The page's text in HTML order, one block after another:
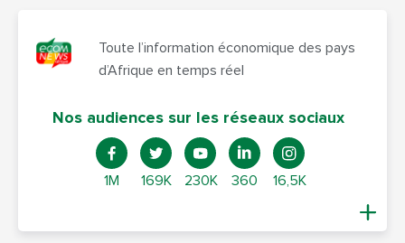
Toute l’information économique des pays
d’Afrique en temps réel
Nos audiences sur les réseaux sociaux
1M 169K 230K 360 16,5K